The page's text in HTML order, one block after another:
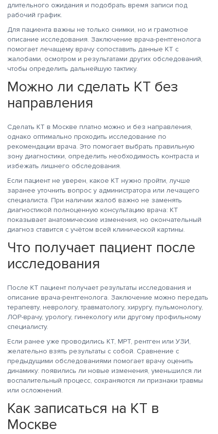
длительного ожидания и подобрать время записи под
рабочий график.
Для пациента важны не только снимки, но и грамотное
описание исследования. Заключение врача-рентгенолога
помогает лечащему врачу сопоставить данные КТ с
жалобами, осмотром и результатами других обследований,
чтобы определить дальнейшую тактику.
Можно ли сделать КТ без
направления
Сделать КТ в Москве платно можно и без направления,
однако оптимально проходить исследование по
рекомендации врача. Это помогает выбрать правильную
зону диагностики, определить необходимость контраста и
избежать лишнего обследования.
Если пациент не уверен, какое КТ нужно пройти, лучше
заранее уточнить вопрос у администратора или лечащего
специалиста. При наличии жалоб важно не заменять
диагностикой полноценную консультацию врача: КТ
показывает анатомические изменения, но окончательный
диагноз ставится с учётом всей клинической картины.
Что получает пациент после
исследования
После КТ пациент получает результаты исследования и
описание врача-рентгенолога. Заключение можно передать
терапевту, неврологу, травматологу, хирургу, пульмонологу,
ЛОР-врачу, урологу, гинекологу или другому профильному
специалисту.
Если ранее уже проводились КТ, МРТ, рентген или УЗИ,
желательно взять результаты с собой. Сравнение с
предыдущими обследованиями помогает врачу оценить
динамику: появились ли новые изменения, уменьшился ли
воспалительный процесс, сохраняются ли признаки травмы
или осложнений.
Как записаться на КТ в
Москве